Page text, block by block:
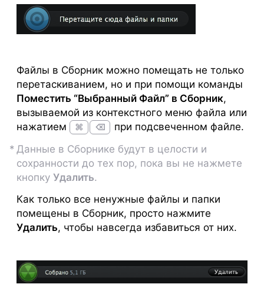
Файлы в Сборник можно помещать не только
перетаскиванием, но и при помощи команды
Поместить “Выбранный Файл” в Сборник,
вызываемой из контекстного меню файла или
нажатием
⌘ ⌫
при подсвеченном файле.
Данные в Сборнике будут в целости и
сохранности до тех пор, пока вы не нажмете
кнопку Удалить.
Как только все ненужные файлы и папки
помещены в Сборник, просто нажмите
Удалить, чтобы навсегда избавиться от них.